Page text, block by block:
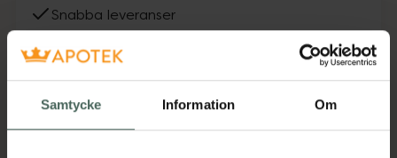
Samtycke Information Om
Snabba leveranser
Aktuella erbjudanden